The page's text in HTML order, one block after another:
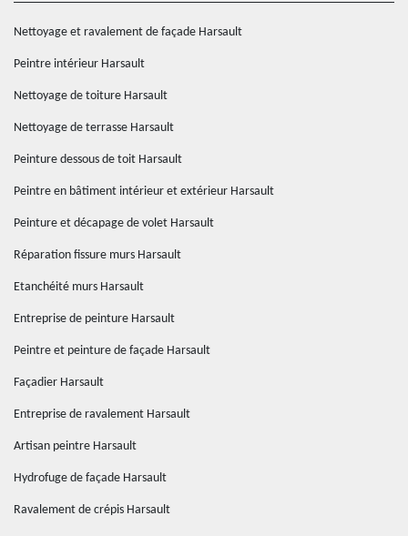
Nettoyage et ravalement de façade Harsault
Peintre intérieur Harsault
Nettoyage de toiture Harsault
Nettoyage de terrasse Harsault
Peinture dessous de toit Harsault
Peintre en bâtiment intérieur et extérieur Harsault
Peinture et décapage de volet Harsault
Réparation fissure murs Harsault
Etanchéité murs Harsault
Entreprise de peinture Harsault
Peintre et peinture de façade Harsault
Façadier Harsault
Entreprise de ravalement Harsault
Artisan peintre Harsault
Hydrofuge de façade Harsault
Ravalement de crépis Harsault